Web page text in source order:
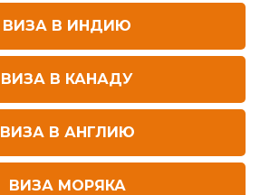
ВИЗА В ИНДИЮ
ВИЗА В КАНАДУ
ВИЗА В АНГЛИЮ
ВИЗА МОРЯКА